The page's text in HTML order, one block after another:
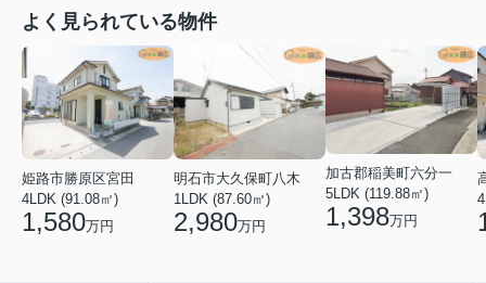
よく見られている物件
姫路市勝原区宮田
4LDK (91.08㎡)
1,580万円
明石市大久保町八木
1LDK (87.60㎡)
2,980万円
加古郡稲美町六分一
5LDK (119.88㎡)
1,398万円